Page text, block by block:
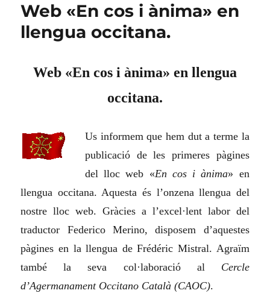
Web «En cos i ànima» en
llengua occitana.
Web «En cos i ànima» en llengua
occitana.
Us informem que hem dut a terme la
publicació de les primeres pàgines
del lloc web «En cos i ànima» en
llengua occitana. Aquesta és l’onzena llengua del
nostre lloc web. Gràcies a l’excel·lent labor del
traductor Federico Merino, disposem d’aquestes
pàgines en la llengua de Frédéric Mistral. Agraïm
també la seva col·laboració al Cercle
d’Agermanament Occitano Català (CAOC).